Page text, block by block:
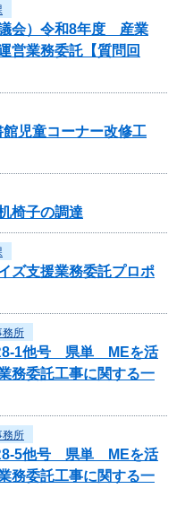
議会）令和8年度 産業
営業務委託【質問回
館児童コーナー改修工
椅子の調達
ズ支援業務委託プロポ
務所
R8-1他号 県単 MEを活
務委託工事に関する一
務所
R8-5他号 県単 MEを活
務委託工事に関する一